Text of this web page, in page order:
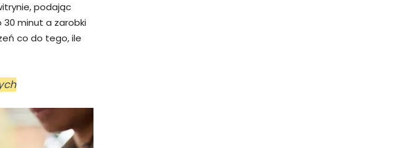
podając
30 minut a zarobki
co do tego, ile